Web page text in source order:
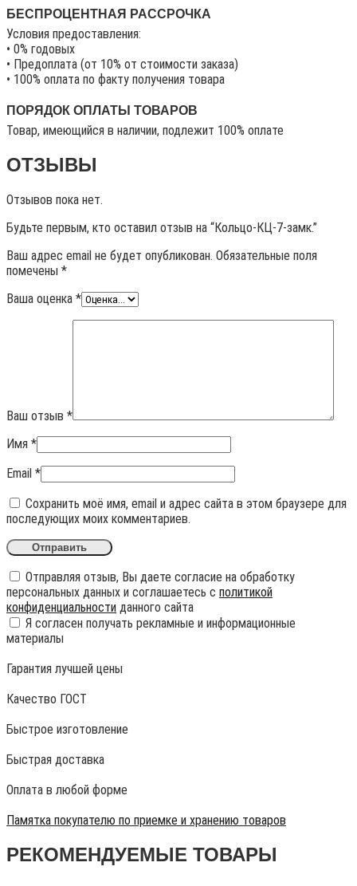
БЕСПРОЦЕНТНАЯ РАССРОЧКА
Условия предоставления:
• 0% годовых
• Предоплата (от 10% от стоимости заказа)
• 100% оплата по факту получения товара
ПОРЯДОК ОПЛАТЫ ТОВАРОВ
Товар, имеющийся в наличии, подлежит 100% оплате
ОТЗЫВЫ
Отзывов пока нет.
Будьте первым, кто оставил отзыв на “Кольцо-КЦ-7-замк.”
Ваш адрес email не будет опубликован. Обязательные поля
помечены *
Ваша оценка *
Ваш отзыв *
Имя *
Email *
Сохранить моё имя, email и адрес сайта в этом браузере для
последующих моих комментариев.
Отправляя отзыв, Вы даете согласие на обработку
персональных данных и соглашаетесь с политикой
конфиденциальности данного сайта
Я согласен получать рекламные и информационные
материалы
Гарантия лучшей цены
Качество ГОСТ
Быстрое изготовление
Быстрая доставка
Оплата в любой форме
Памятка покупателю по приемке и хранению товаров
РЕКОМЕНДУЕМЫЕ ТОВАРЫ